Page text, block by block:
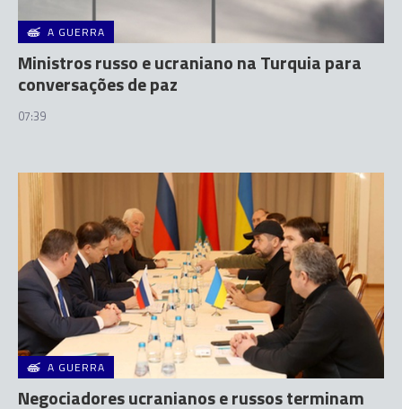
A GUERRA
Ministros russo e ucraniano na Turquia para
conversações de paz
07:39
A GUERRA
Negociadores ucranianos e russos terminam